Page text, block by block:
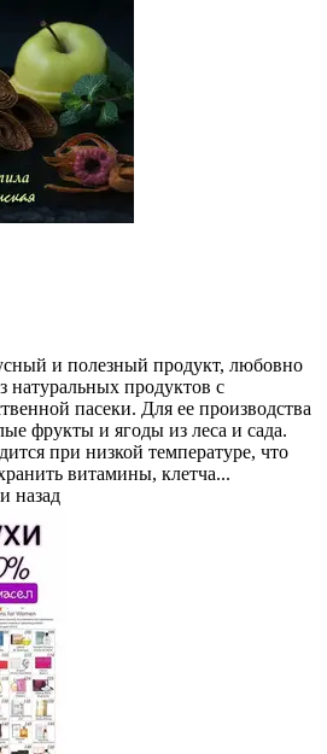
и полезный продукт, любовно
продуктов с
пасеки. Для ее производства
фрукты и ягоды из леса и сада.
при низкой температуре, что
витамины, клетча...
назад